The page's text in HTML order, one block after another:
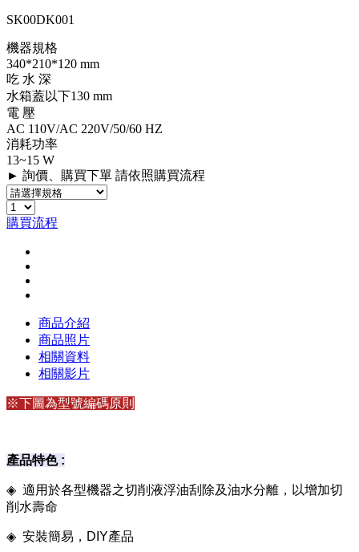
SK00DK001
機器規格
340*210*120 mm
吃 水 深
水箱蓋以下130 mm
電 壓
AC 110V/AC 220V/50/60 HZ
消耗功率
13~15 W
► 詢價、購買下單 請依照購買流程
購買流程
商品介紹
商品照片
相關資料
相關影片
※下圖為型號編碼原則
產品特色 :
◈ 適用於各型機器之切削液浮油刮除及油水分離，以增加切
削水壽命
◈ 安裝簡易，DIY產品